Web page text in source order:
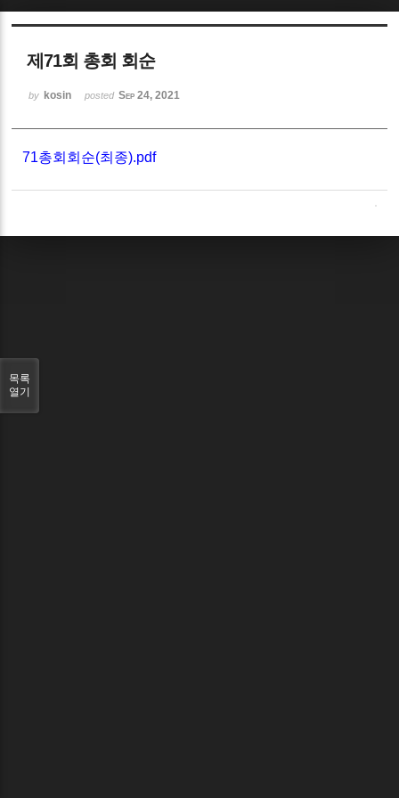
제71회 총회 회순
by kosin posted Sep 24, 2021
71총회회순(최종).pdf
목록
열기
Sketchbook5, 스케치북5
Sketchbook5, 스케치북5